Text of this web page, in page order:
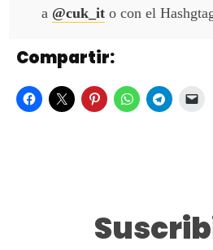
a @cuk_it o con el
Compartir: